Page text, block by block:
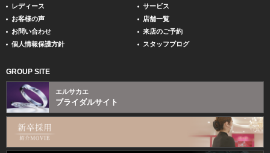
レディース
サービス
お客様の声
店舗一覧
お問い合わせ
来店のご予約
個人情報保護方針
スタッフブログ
GROUP SITE
エルサカエ
ブライダルサイト